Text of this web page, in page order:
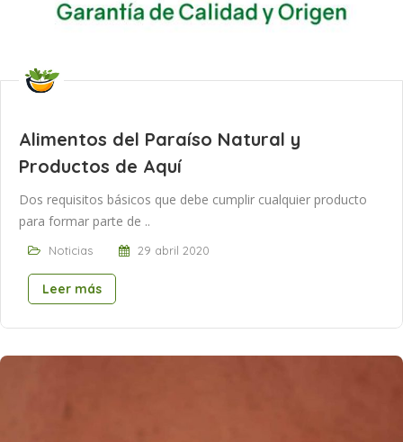
Alimentos del Paraíso Natural y
Productos de Aquí
Dos requisitos básicos que debe cumplir cualquier producto
para formar parte de ..
Noticias 29 abril 2020
Leer más